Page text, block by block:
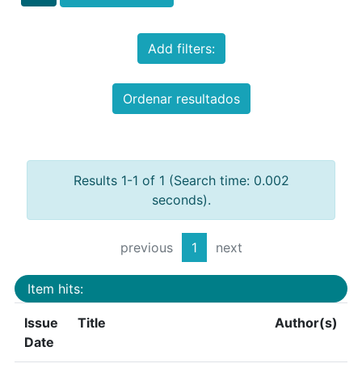
Add filters:
Ordenar resultados
Results 1-1 of 1 (Search time: 0.002
seconds).
previous 1 next
Item hits:
Issue
Date
Title Author(s)